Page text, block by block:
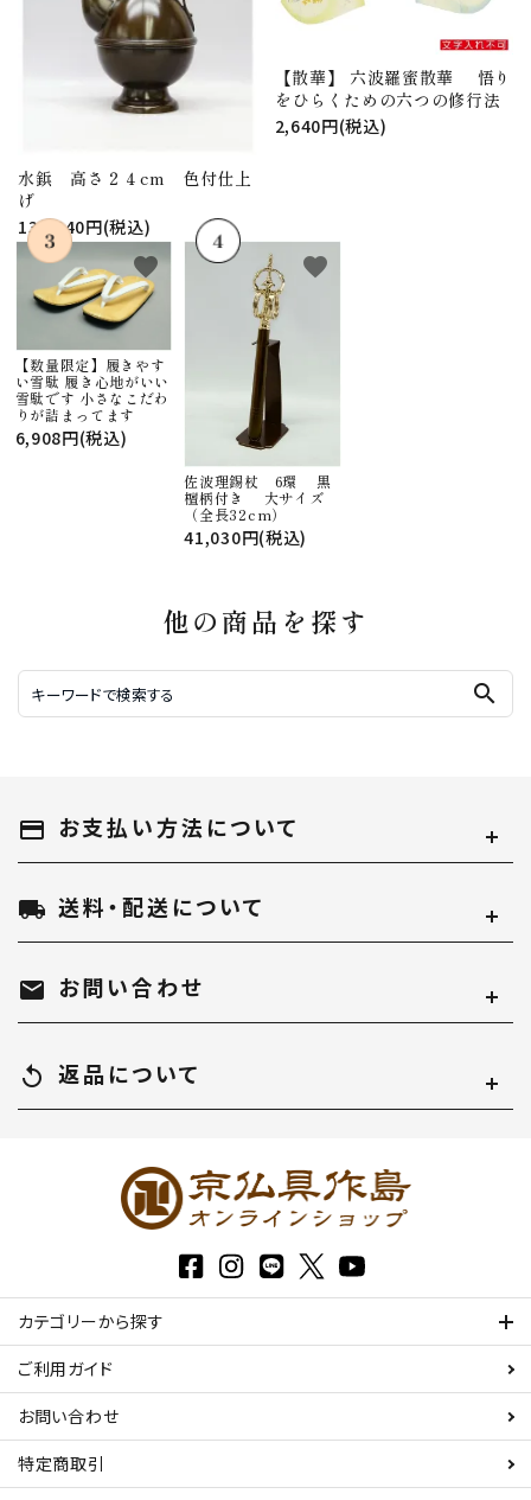
水鋲 高さ２４cm 色付仕上
げ
130,240円(税込)
【散華】 六波羅蜜散華 悟り
をひらくための六つの修行法
2,640円(税込)
【数量限定】履きやす
い雪駄 履き心地がいい
雪駄です 小さなこだわ
りが詰まってます
6,908円(税込)
favorite
佐波理錫杖 6環 黒
檀柄付き 大サイズ
（全長32cm）
41,030円(税込)
favorite
他の商品を探す
search
payment お支払い方法について
local_shipping 送料・配送について
mail お問い合わせ
replay 返品について
カテゴリーから探す
ご利用ガイド
お問い合わせ
特定商取引